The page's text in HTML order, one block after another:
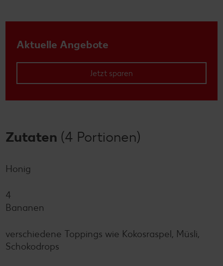
Aktuelle Angebote
Jetzt sparen
Zutaten (4 Portionen)
Honig
4
Bananen
verschiedene Toppings wie Kokosraspel, Müsli,
Schokodrops